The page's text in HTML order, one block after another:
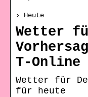
› Heute
Wetter
T-Online
Wetter für
für heute